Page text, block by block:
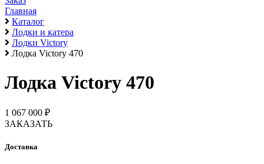
Главная
Каталог
Лодки и катера
Лодки Victory
Лодка Victory 470
Лодка Victory 470
1 067 000 ₽
ЗАКАЗАТЬ
Доставка